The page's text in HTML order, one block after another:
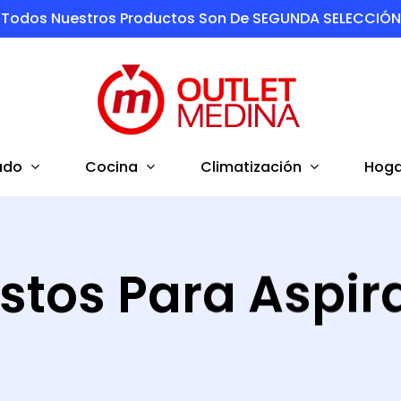
Todos Nuestros Productos Son De SEGUNDA SELECCIÓN
Cocina Climatización
Para